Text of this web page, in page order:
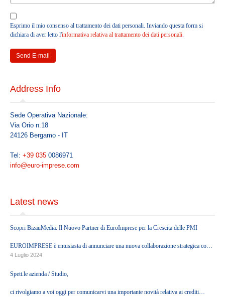
PARTNERS
RESERVED AREA
Esprimo il mio consenso al trattamento dei dati personali. Inviando questa form si
dichiara di aver letto l'informativa relativa al trattamento dei dati personali.
Send E-mail
Address Info
Sede Operativa Nazionale:
Via Orio n.18
24126 Bergamo - IT
Tel: +39 035 0086971
info@euro-imprese.com
Latest news
Scopri BizauMedia: Il Nuovo Partner di EuroImprese per la Crescita delle PMI
EUROIMPRESE è entusiasta di annunciare una nuova collaborazione strategica con
BizauMedia, una società di Growth Partners.
4 Luglio 2024
Spett.le azienda / Studio,
ci rivolgiamo a voi oggi per comunicarvi una importante novità relativa ai crediti